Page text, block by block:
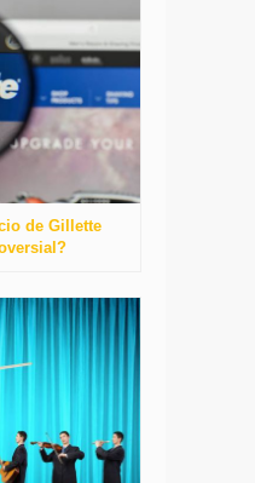
de Gillette